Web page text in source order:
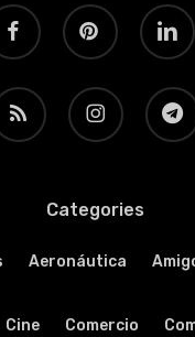
pinterest linkedin
instagram
Categories
Aeronáutica
Cine Comercio